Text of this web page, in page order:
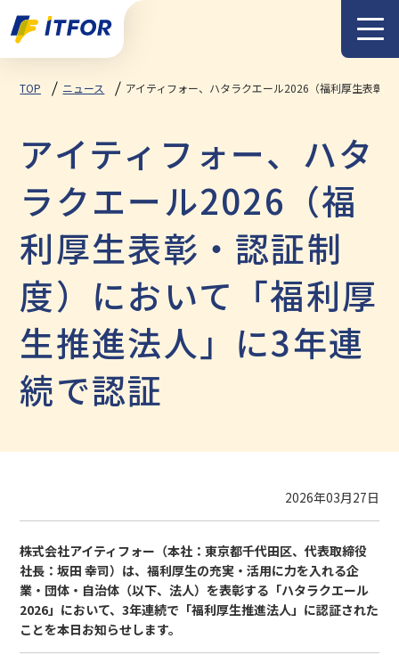
メニュー
TOP ニュース アイティフォー、ハタラクエール2026（福利厚生表彰
アイティフォー、ハタ
ラクエール2026（福
利厚生表彰・認証制
度）において「福利厚
生推進法人」に3年連
続で認証
2026年03月27日
株式会社アイティフォー（本社：東京都千代田区、代表取締役
社長：坂田 幸司）は、福利厚生の充実・活用に力を入れる企
業・団体・自治体（以下、法人）を表彰する「ハタラクエール
2026」において、3年連続で「福利厚生推進法人」に認証された
ことを本日お知らせします。